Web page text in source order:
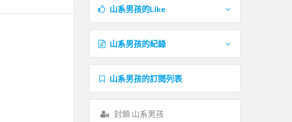
山系男孩的Like
山系男孩的紀錄
山系男孩的訂閱列表
封鎖 山系男孩